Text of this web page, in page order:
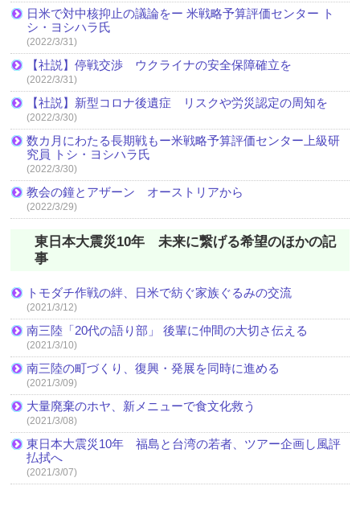
日米で対中核抑止の議論をー 米戦略予算評価センター ト
シ・ヨシハラ氏
(2022/3/31)
【社説】停戦交渉 ウクライナの安全保障確立を
(2022/3/31)
【社説】新型コロナ後遺症 リスクや労災認定の周知を
(2022/3/30)
数カ月にわたる長期戦もー米戦略予算評価センター上級研
究員 トシ・ヨシハラ氏
(2022/3/30)
教会の鐘とアザーン オーストリアから
(2022/3/29)
東日本大震災10年 未来に繋げる希望のほかの記
事
トモダチ作戦の絆、日米で紡ぐ家族ぐるみの交流
(2021/3/12)
南三陸「20代の語り部」 後輩に仲間の大切さ伝える
(2021/3/10)
南三陸の町づくり、復興・発展を同時に進める
(2021/3/09)
大量廃棄のホヤ、新メニューで食文化救う
(2021/3/08)
東日本大震災10年 福島と台湾の若者、ツアー企画し風評
払拭へ
(2021/3/07)